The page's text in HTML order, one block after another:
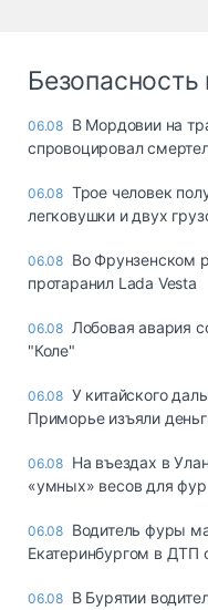
06.08 В Мордовии на
спровоцировал
06.08 Трое человек
легковушки и двух
06.08 Во Фрунзенском
протаранил Lada Vesta
06.08 Лобовая авария
"Коле"
06.08 У китайского
Приморье изъяли
06.08 Ha въeздax в
«yмныx» вecoв для фyp
06.08 Водитель фуры
Екатеринбургом в ДТП
06.08 В Бурятии